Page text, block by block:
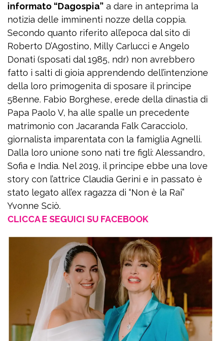
informato “Dagospia” a dare in anteprima la
notizia delle imminenti nozze della coppia.
Secondo quanto riferito all’epoca dal sito di
Roberto D’Agostino, Milly Carlucci e Angelo
Donati (sposati dal 1985, ndr) non avrebbero
fatto i salti di gioia apprendendo dell’intenzione
della loro primogenita di sposare il principe
58enne. Fabio Borghese, erede della dinastia di
Papa Paolo V, ha alle spalle un precedente
matrimonio con Jacaranda Falk Caracciolo,
giornalista imparentata con la famiglia Agnelli.
Dalla loro unione sono nati tre figli: Alessandro,
Sofia e India. Nel 2019, il principe ebbe una love
story con l’attrice Claudia Gerini e in passato è
stato legato all’ex ragazza di “Non è la Rai”
Yvonne Sciò.
CLICCA E SEGUICI SU FACEBOOK